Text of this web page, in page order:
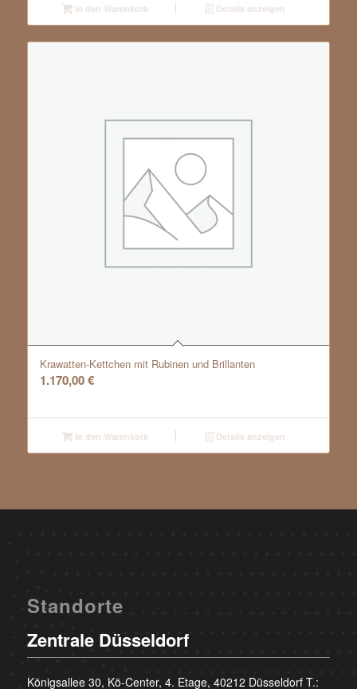
In den Warenkorb Details anzeigen
Krawatten-Kettchen mit Rubinen und Brillanten
1.170,00€
In den Warenkorb Details anzeigen
Standorte
Zentrale Düsseldorf
Königsallee 30, Kö-Center, 4. Etage, 40212 Düsseldorf T.: